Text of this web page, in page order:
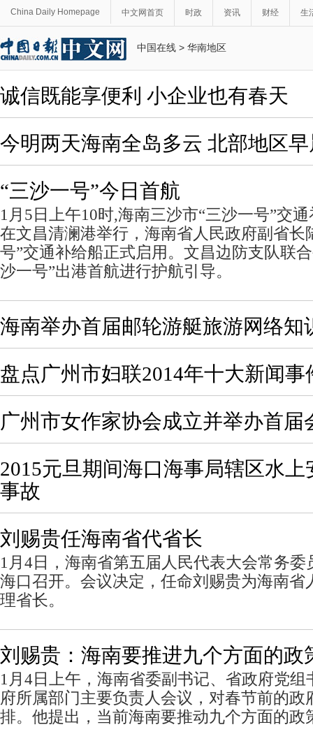
China Daily Homepage 中文网首页 时政 资讯 财经 生
中国在线 > 华南地区
诚信既能享便利 小企业也有春天
今明两天海南全岛多云 北部地区
“三沙一号”今日首航
1月5日上午10时,海南三沙市“三沙一号”交
在文昌清澜港举行，海南省人民政府副省长
号”交通补给船正式启用。文昌边防支队联
沙一号”出港首航进行护航引导。
海南举办首届邮轮游艇旅游网络知
盘点广州市妇联2014年十大新闻事
广州市女作家协会成立并举办首届
2015元旦期间海口海事局辖区水
事故
刘赐贵任海南省代省长
1月4日，海南省第五届人民代表大会常务
海口召开。会议决定，任命刘赐贵为海南省
理省长。
刘赐贵：海南要推进九个方面的政
1月4日上午，海南省委副书记、省政府党
府所属部门主要负责人会议，对春节前的政
排。他提出，当前海南要推动九个方面的政